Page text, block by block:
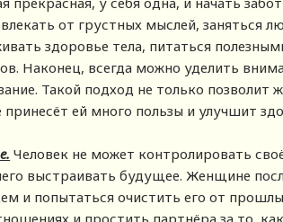
от грустных мыслей, заняться
здоровье тела, питаться
Наконец, всегда можно уделить
Такой подход не только
принесёт ей много пользы и улучшит
Человек не может контролировать
выстраивать будущее. Женщине
и попытаться очистить его от